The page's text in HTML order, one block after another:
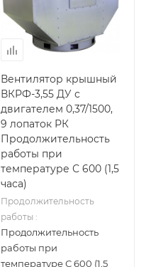
Вентилятор крышный
ВКРФ-3,55 ДУ с
двигателем 0,37/1500,
9 лопаток РК
Продолжительность
работы при
температуре С 600 (1,5
часа)
Продолжительность
работы :
Продолжительность
работы при
температуре С 600 (1,5